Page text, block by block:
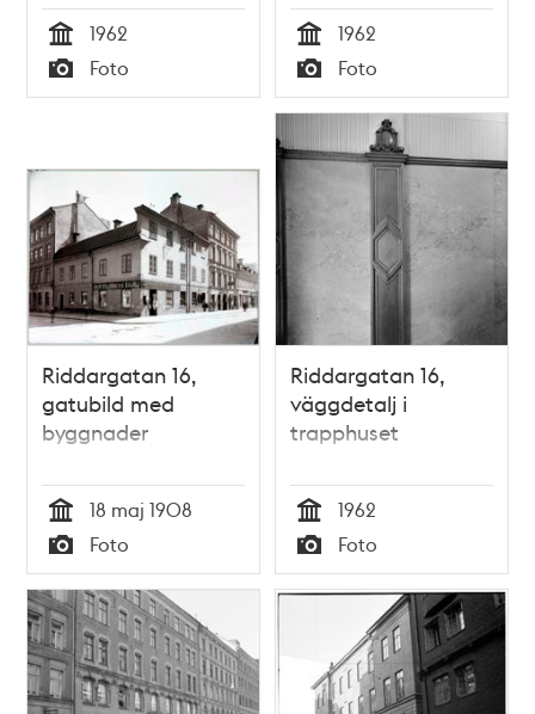
Tid
1962
Typ
Foto Tid
1962
Typ
Foto
Riddargatan 16,
gatubild med
byggnader
Tid
18 maj 1908
Typ
Foto
Riddargatan 16,
väggdetalj i
trapphuset
Tid
1962
Typ
Foto